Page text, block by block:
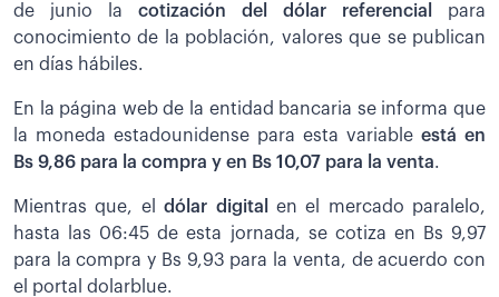
de junio la cotización del dólar referencial
para
conocimiento de la población, valores que se publican
en días hábiles.
En la página web de la entidad bancaria se informa que
la moneda estadounidense para esta variable está en
Bs 9,86 para la compra y en Bs 10,07 para la venta.
Mientras que, eldólar digital en el mercado paralelo,
hasta las 06:45 de esta jornada, se cotiza en Bs 9,97
para la compra y Bs 9,93 para la venta, de acuerdo con
el portal dolarblue.